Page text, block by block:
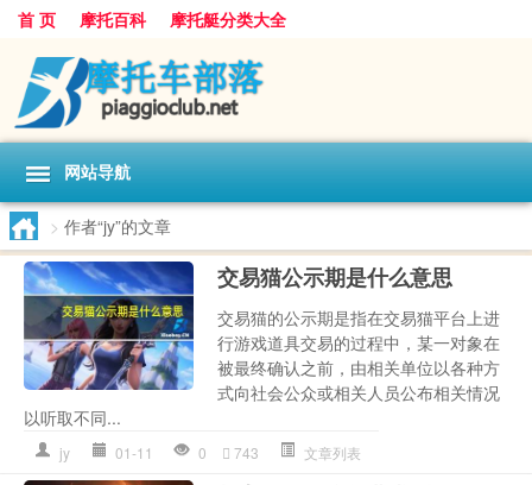
首 页 摩托百科 摩托艇分类大全
网站导航
> 作者“jy”的文章
交易猫公示期是什么意思
交易猫的公示期是指在交易猫平台上进
行游戏道具交易的过程中，某一对象在
被最终确认之前，由相关单位以各种方
式向社会公众或相关人员公布相关情况
以听取不同...
jy 01-11 0 743 文章列表